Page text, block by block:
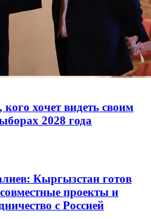
хочет видеть своим
2028 года
Кыргызстан готов
проекты и
с Россией